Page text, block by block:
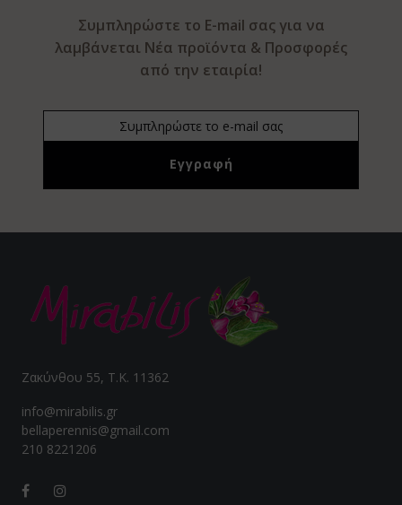
Συμπληρώστε το E-mail σας για να
λαμβάνεται Νέα προϊόντα & Προσφορές
από την εταιρία!
Ζακύνθου 55, Τ.Κ. 11362
info@mirabilis.gr
bellaperennis@gmail.com
210 8221206